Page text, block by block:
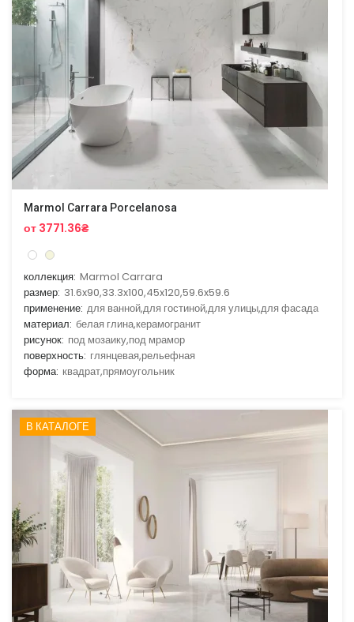
Marmol Carrara Porcelanosa
от 3771.36₴
коллекция: Marmol Carrara
размер: 31.6x90,33.3x100,45x120,59.6x59.6
применение: для ванной,для гостиной,для улицы,для фасада
материал: белая глина,керамогранит
рисунок: под мозаику,под мрамор
поверхность: глянцевая,рельефная
форма: квадрат,прямоугольник
В КАТАЛОГЕ